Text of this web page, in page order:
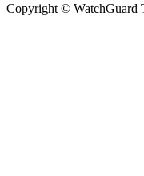
Copyright © WatchGuard